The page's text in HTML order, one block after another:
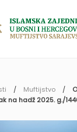
Muftijstvo
na hadž 2025. g./